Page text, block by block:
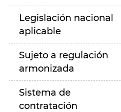
Legislación nacional
aplicable
Sujeto a regulación
armonizada
Sistema de
contratación